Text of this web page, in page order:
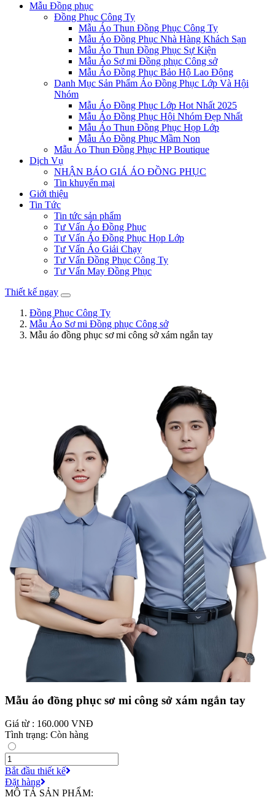
Mẫu Đồng phục
Đồng Phục Công Ty
Mẫu Áo Thun Đồng Phục Công Ty
Mẫu Áo Đồng Phục Nhà Hàng Khách Sạn
Mẫu Áo Thun Đồng Phục Sự Kiện
Mẫu Áo Sơ mi Đồng phục Công sở
Mẫu Áo Đồng Phục Bảo Hộ Lao Động
Danh Mục Sản Phẩm Áo Đồng Phục Lớp Và Hội
Nhóm
Mẫu Áo Đồng Phục Lớp Hot Nhất 2025
Mẫu Áo Đồng Phục Hội Nhóm Đẹp Nhất
Mẫu Áo Thun Đồng Phục Họp Lớp
Mẫu Áo Đồng Phục Mầm Non
Mẫu Áo Thun Đồng Phục HP Boutique
Dịch Vụ
NHẬN BÁO GIÁ ÁO ĐỒNG PHỤC
Tin khuyến mại
Giới thiệu
Tin Tức
Tin tức sản phẩm
Tư Vấn Áo Đồng Phục
Tư Vấn Áo Đồng Phục Họp Lớp
Tư Vấn Áo Giải Chạy
Tư Vấn Đồng Phục Công Ty
Tư Vấn May Đồng Phục
Thiết kế ngay
Đồng Phục Công Ty
Mẫu Áo Sơ mi Đồng phục Công sở
Mẫu áo đồng phục sơ mi công sở xám ngắn tay
Mẫu áo đồng phục sơ mi công sở xám ngắn tay
Giá từ : 160.000 VNĐ
Tình trạng: Còn hàng
Bắt đầu thiết kế
Đặt hàng
MÔ TẢ SẢN PHẨM: